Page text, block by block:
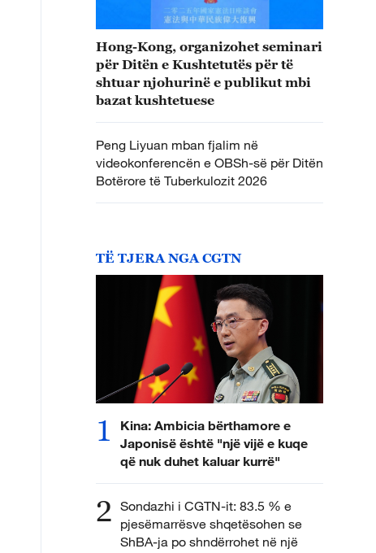
Hong-Kong, organizohet seminari
për Ditën e Kushtetutës për të
shtuar njohurinë e publikut mbi
bazat kushtetuese
Peng Liyuan mban fjalim në
videokonferencën e OBSh-së për Ditën
Botërore të Tuberkulozit 2026
TË TJERA NGA CGTN
1
Kina: Ambicia bërthamore e
Japonisë është "një vijë e kuqe
që nuk duhet kaluar kurrë"
2 Sondazhi i CGTN-it: 83.5 % e
pjesëmarrësve shqetësohen se
ShBA-ja po shndërrohet në një